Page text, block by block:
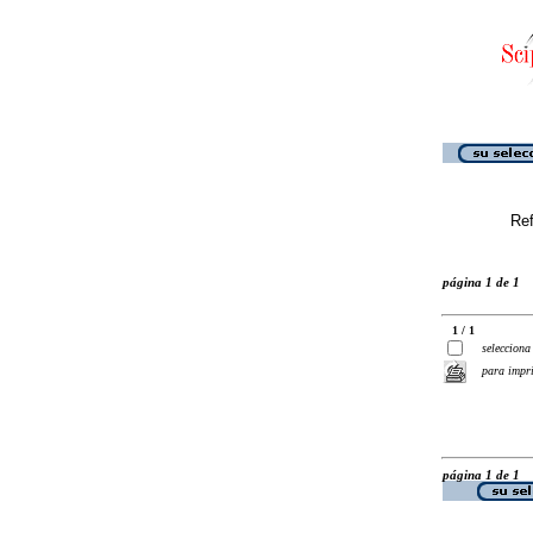
página 1 de 1
1 / 1
selecciona
para
página 1 de 1